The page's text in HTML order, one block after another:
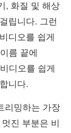
, 화질 및 해상
립니다. 그런
디오를 쉽게
름 끝에
디오를 쉽게
니다.
리밍하는 가장
진 부분은 비